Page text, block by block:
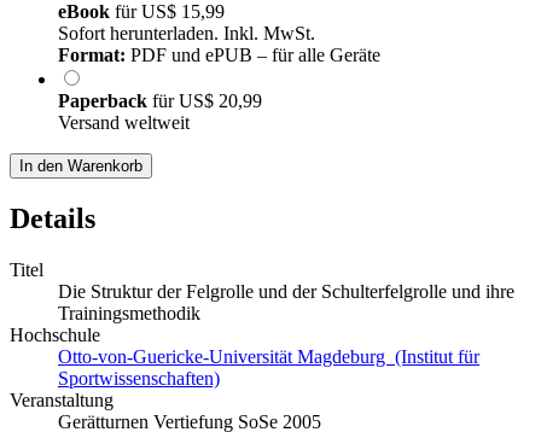
eBook fürUS$ 15,99
Sofort herunterladen. Inkl. MwSt.
Format: PDF und ePUB – für alle Geräte
Paperback fürUS$ 20,99
Versand weltweit
In den Warenkorb
Details
Titel
Die Struktur der Felgrolle und der Schulterfelgrolle und ihre
Trainingsmethodik
Hochschule
Otto-von-Guericke-Universität Magdeburg (Institut für
Sportwissenschaften)
Veranstaltung
Gerätturnen Vertiefung SoSe 2005